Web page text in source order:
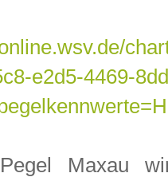
e2d5-4469-
Maxau